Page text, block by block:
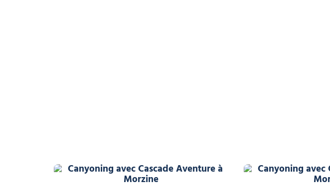
Canyoning avec Cascade Aventure à Morzine